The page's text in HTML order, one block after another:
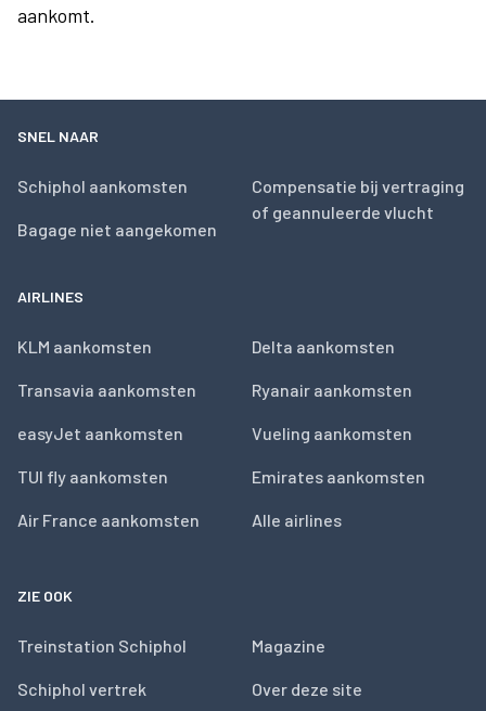
aankomt.
SNEL NAAR
Schiphol aankomsten
Bagage niet aangekomen
Compensatie bij vertraging
of geannuleerde vlucht
AIRLINES
KLM aankomsten
Transavia aankomsten
easyJet aankomsten
TUI fly aankomsten
Air France aankomsten
Delta aankomsten
Ryanair aankomsten
Vueling aankomsten
Emirates aankomsten
Alle airlines
ZIE OOK
Treinstation Schiphol
Schiphol vertrek
Magazine
Over deze site